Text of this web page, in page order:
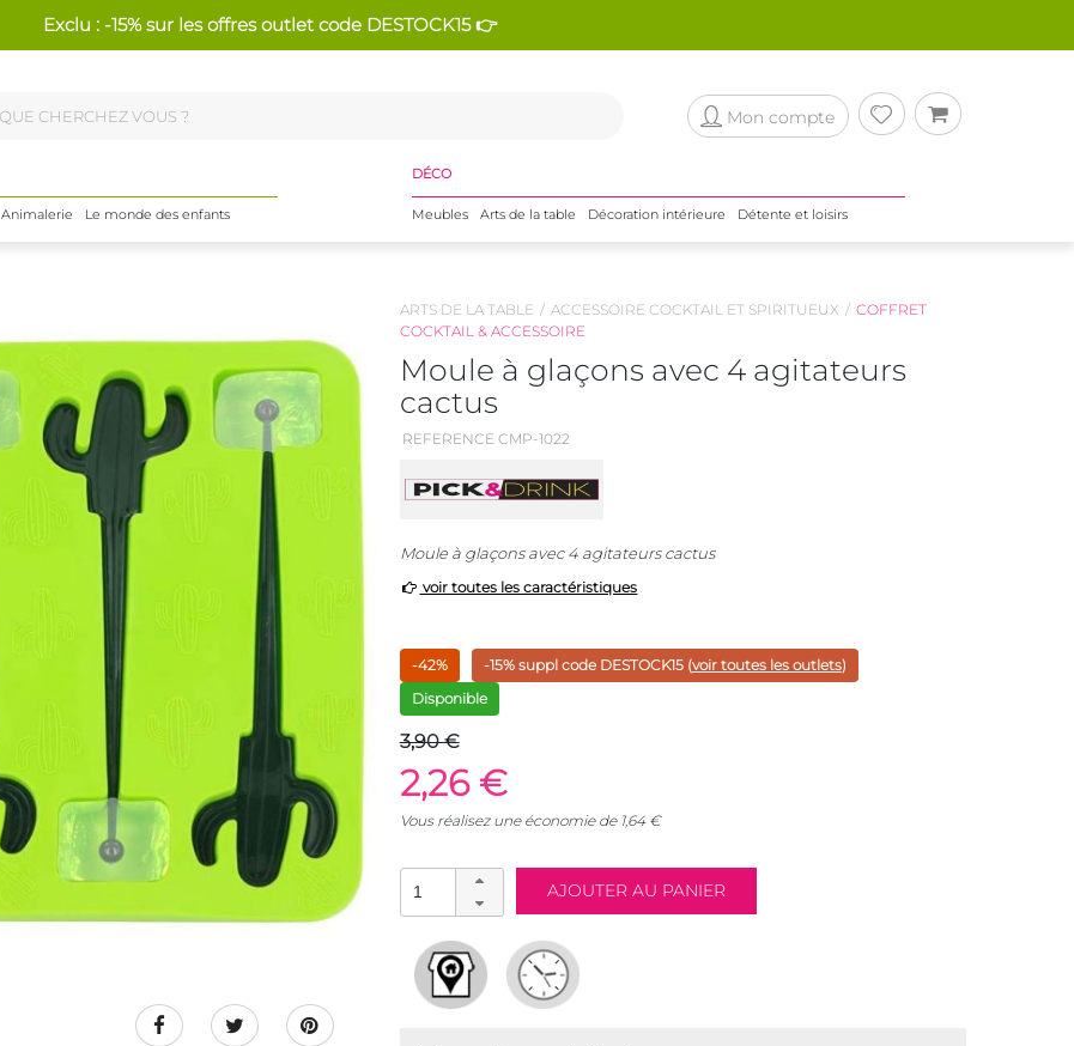
Exclu : -15% sur les offres outlet code DESTOCK15 👉
Mon compte
Animalerie Le monde des enfants
DÉCO
Meubles Arts de la table Décoration intérieure Détente et loisirs
ARTS DE LA TABLE ACCESSOIRE COCKTAIL ET SPIRITUEUX
COFFRET
COCKTAIL & ACCESSOIRE
Moule à glaçons avec 4 agitateurs
cactus
REFERENCE CMP-1022
Moule à glaçons avec 4 agitateurs cactus
voir toutes les caractéristiques
-42% -15% suppl code DESTOCK15(voir toutes les outlets)
Disponible
3,90 €
2,26 €
Vous réalisez une économie de 1,64€